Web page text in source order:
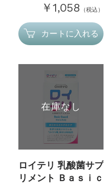
￥1,058 （税込）
カートに入れる
在庫なし
ロイテリ 乳酸菌サプ
リメント Ｂａｓｉｃ